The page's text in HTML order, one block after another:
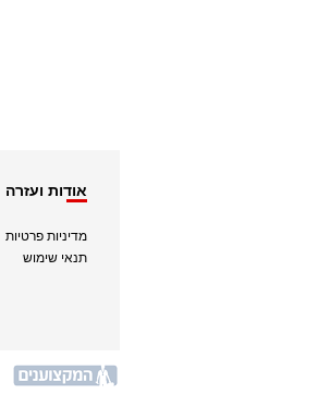
אודות ועזרה
מדיניות פרטיות
תנאי שימוש